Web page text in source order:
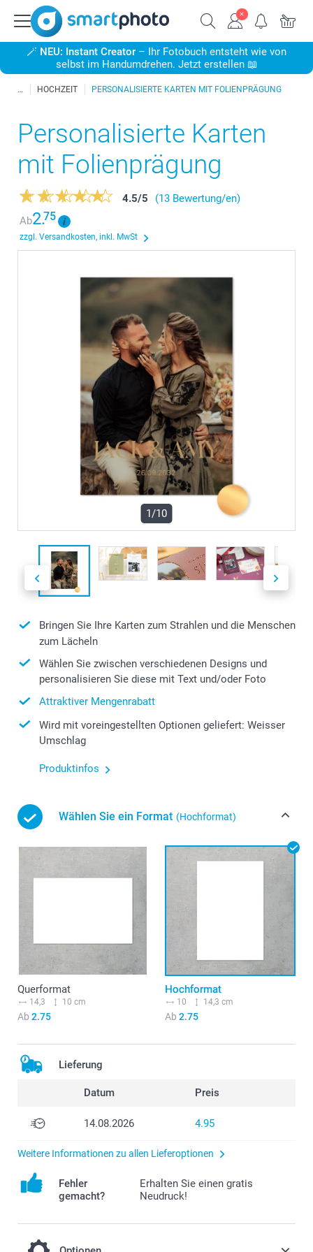
🪄 NEU: Instant Creator – Ihr Fotobuch entsteht wie von
selbst im Handumdrehen. Jetzt erstellen 📖
HOCHZEIT PERSONALISIERTE KARTEN MIT FOLIENPRÄGUNG
Personalisierte Karten
mit Folienprägung
4.5/5
(13 Bewertung/en)
Ab2.75
zzgl. Versandkosten, inkl. MwSt
1/10
Bringen Sie Ihre Karten zum Strahlen und die Menschen
zum Lächeln
Wählen Sie zwischen verschiedenen Designs und
personalisieren Sie diese mit Text und/oder Foto
Attraktiver Mengenrabatt
Wird mit voreingestellten Optionen geliefert: Weisser
Umschlag
Produktinfos
Wählen Sie ein Format (Hochformat)
Querformat
14,3 10 cm
Ab 2.75
Hochformat
10 14,3 cm
Ab 2.75
Lieferung
Datum Preis
14.08.2026 4.95
Weitere Informationen zu allen Lieferoptionen
Fehler
gemacht?
Erhalten Sie einen gratis
Neudruck!